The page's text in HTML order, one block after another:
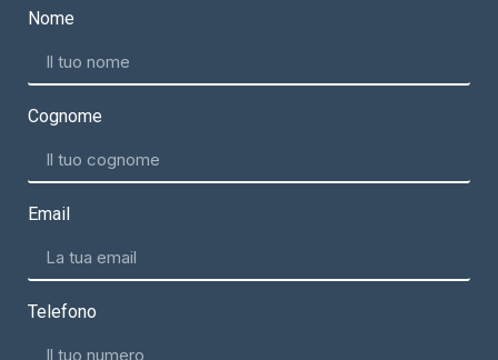
Nome
Cognome
Email
Telefono